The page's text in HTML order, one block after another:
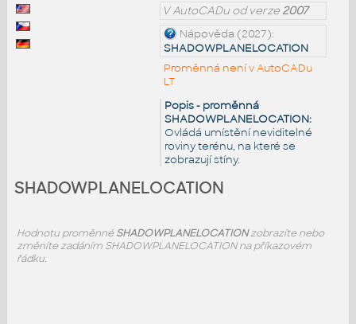
V AutoCADu od verze2007
Nápověda (2027):
SHADOWPLANELOCATION
Proměnná není v AutoCADu
LT
Popis - proměnná
SHADOWPLANELOCATION:
Ovládá umístění neviditelné
roviny terénu, na které se
zobrazují stíny.
SHADOWPLANELOCATION
Hodnotu proměnnéSHADOWPLANELOCATIONzobrazíte nebo
změníte zadáním SHADOWPLANELOCATION na příkazovém
řádku.